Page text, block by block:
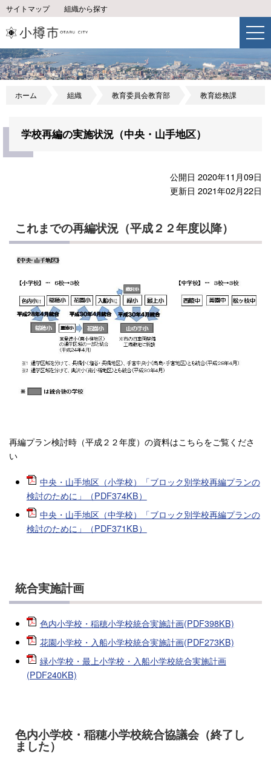
サイトマップ 組織から探す
ホーム 組織 教育委員会教育部 教育総務課
学校再編の実施状況（中央・山手地区）
公開日 2020年11月09日
更新日 2021年02月22日
これまでの再編状況（平成２２年度以降）
再編プラン検討時（平成２２年度）の資料はこちらをご覧くださ
い
中央・山手地区（小学校）「ブロック別学校再編プランの
検討のために」（PDF374KB）
中央・山手地区（中学校）「ブロック別学校再編プランの
検討のために」（PDF371KB）
統合実施計画
色内小学校・稲穂小学校統合実施計画(PDF398KB)
花園小学校・入船小学校統合実施計画(PDF273KB)
緑小学校・最上小学校・入船小学校統合実施計画
(PDF240KB)
色内小学校・稲穂小学校統合協議会（終了し
ました）